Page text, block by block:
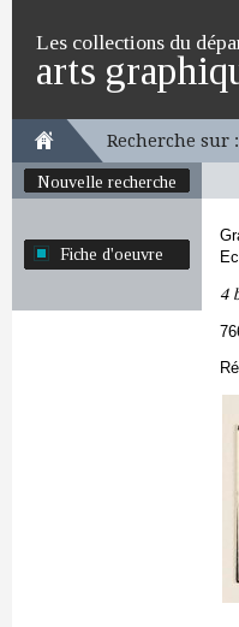
Les collections du
arts
Recherche sur :
Nouvelle recherche
Fiche d'oeuvre
4